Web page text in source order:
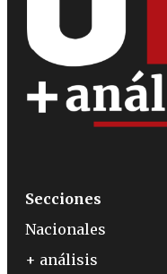
Secciones
Nacionales
+ análisis